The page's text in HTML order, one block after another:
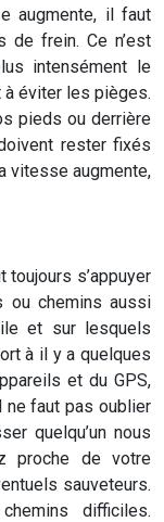
augmente, il faut
frein. Ce n’est
intensément le
à éviter les pièges.
pieds ou derrière
rester fixés
vitesse augmente,
s’appuyer
ou chemins aussi
et sur lesquels
à il y a quelques
et du GPS,
ne faut pas oublier
quelqu’un nous
proche de votre
sauveteurs.
difficiles.